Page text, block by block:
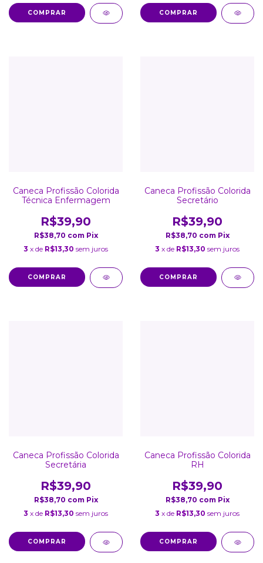
COMPRAR COMPRAR
Caneca Profissão Colorida
Técnica Enfermagem
R$39,90
R$38,70 com Pix
3 x de R$13,30 sem juros
COMPRAR
Caneca Profissão Colorida
Secretário
R$39,90
R$38,70 com Pix
3 x de R$13,30 sem juros
COMPRAR
Caneca Profissão Colorida
Secretária
R$39,90
R$38,70 com Pix
3 x de R$13,30 sem juros
COMPRAR
Caneca Profissão Colorida
RH
R$39,90
R$38,70 com Pix
3 x de R$13,30 sem juros
COMPRAR